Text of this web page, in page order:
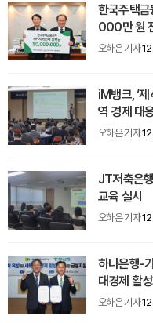
한국주택
000만 원
오하은 기자
iM뱅크, ‘
역 경제 대
오하은 기자
JT저축은
교육 실시
오하은 기자
하나은행-
대경제 활
오하은 기자